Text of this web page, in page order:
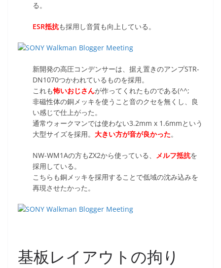
る。
ESR抵抗も採用し音質も向上している。
新開発の高圧コンデンサーは、据え置きのアンプSTR-
DN1070つかわれているものを採用。
これも怖いおじさんが作ってくれたものである(^^;
非磁性体の銅メッキを使うこと音のクセを無くし、良
い感じで仕上がった。
通常ウォークマンでは使わない3.2mm x 1.6mmという
大型サイズを採用。 大きい方が音が良かった。
NW-WM1Aの方もZX2から使っている、 メルフ抵抗を
採用している。
こちらも銅メッキを採用することで低域の沈み込みを
再現させたかった。
基板レイアウトの拘り